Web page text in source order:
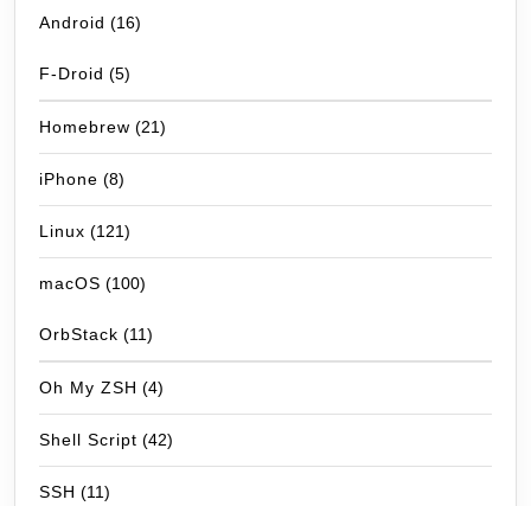
Android (16)
F-Droid (5)
Homebrew (21)
iPhone (8)
Linux (121)
macOS (100)
OrbStack (11)
Oh My ZSH (4)
Shell Script (42)
SSH (11)